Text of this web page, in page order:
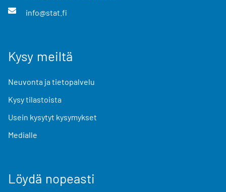
info@stat.fi
Kysy meiltä
Neuvonta ja tietopalvelu
Kysy tilastoista
Usein kysytyt kysymykset
Medialle
Löydä nopeasti